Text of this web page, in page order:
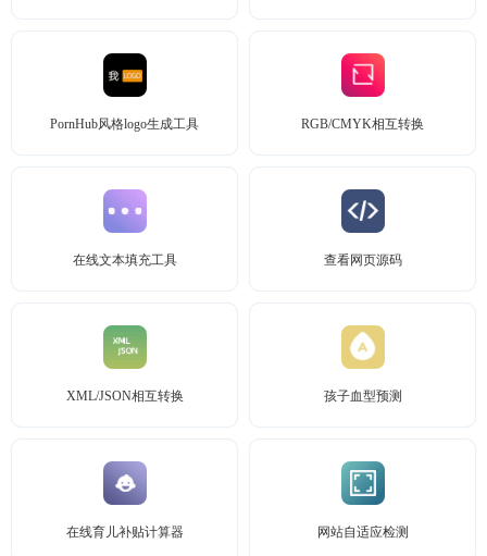
PornHub风格logo生成工具 RGB/CMYK相互转换
在线文本填充工具 查看网页源码
XML/JSON相互转换 孩子血型预测
在线育儿补贴计算器 网站自适应检测